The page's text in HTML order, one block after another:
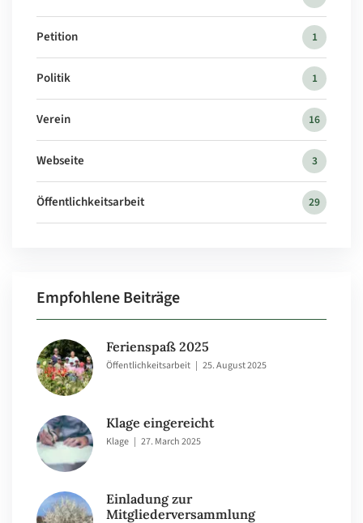
Petition 1
Politik 1
Verein 16
Webseite 3
Öffentlichkeitsarbeit 29
Empfohlene Beiträge
Ferienspaß 2025
Öffentlichkeitsarbeit | 25. August 2025
Klage eingereicht
Klage | 27. March 2025
Einladung zur
Mitgliederversammlung